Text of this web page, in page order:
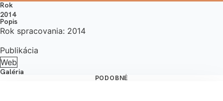
Rok
2014
Popis
Rok spracovania: 2014
Publikácia
Web
Galéria
PODOBNÉ